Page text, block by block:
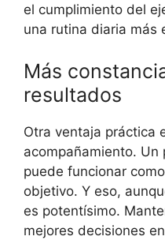
el cumplimiento del
una rutina diaria más
Más
resultados
Otra ventaja práctica
acompañamiento. Un
puede funcionar
objetivo. Y eso,
es potentísimo.
mejores decisiones